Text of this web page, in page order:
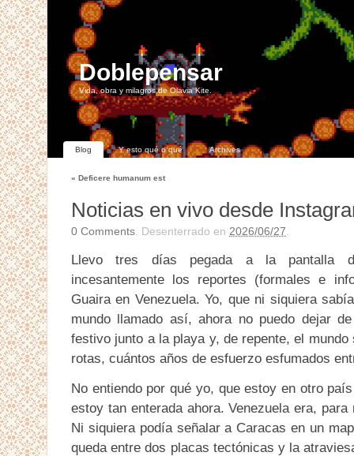
Doblepensar
Vida, obra y milagros de Olavia Kite.
Blog Y esto qué o qué Archives
« Deficere humanum est
Noticias en vivo desde
0 Comments . Desenterrado en 2026/06/27
Llevo tres días pegada a la pantalla
incesantemente los reportes (formales e
Guaira en Venezuela. Yo, que ni siquiera
mundo llamado así, ahora no puedo dejar
festivo junto a la playa y, de repente, el
rotas, cuántos años de esfuerzo esfumados
No entiendo por qué yo, que estoy en otro
estoy tan enterada ahora. Venezuela era,
Ni siquiera podía señalar a Caracas en un
queda entre dos placas tectónicas y la